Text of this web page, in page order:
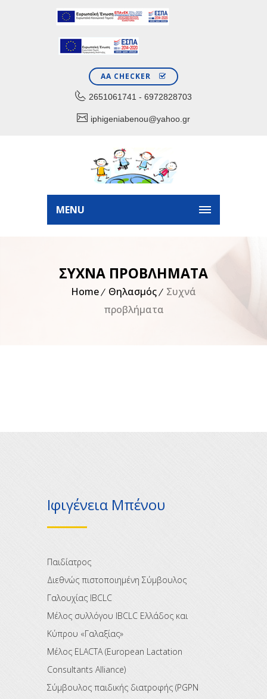
AA CHECKER
2651061741 - 6972828703
iphigeniabenou@yahoo.gr
MENU
ΣΥΧΝΆ ΠΡΟΒΛΉΜΑΤΑ
Home Θηλασμός
Συχνά
προβλήματα
Ιφιγένεια Μπένου
Παιδίατρος
Διεθνώς πιστοποιημένη Σύμβουλος
Γαλουχίας IBCLC
Μέλος συλλόγου IBCLC Eλλάδος και
Κύπρου «Γαλαξίας»
Μέλος ELACTA (European Lactation
Consultants Alliance)
Σύμβουλος παιδικής διατροφής (PGPN